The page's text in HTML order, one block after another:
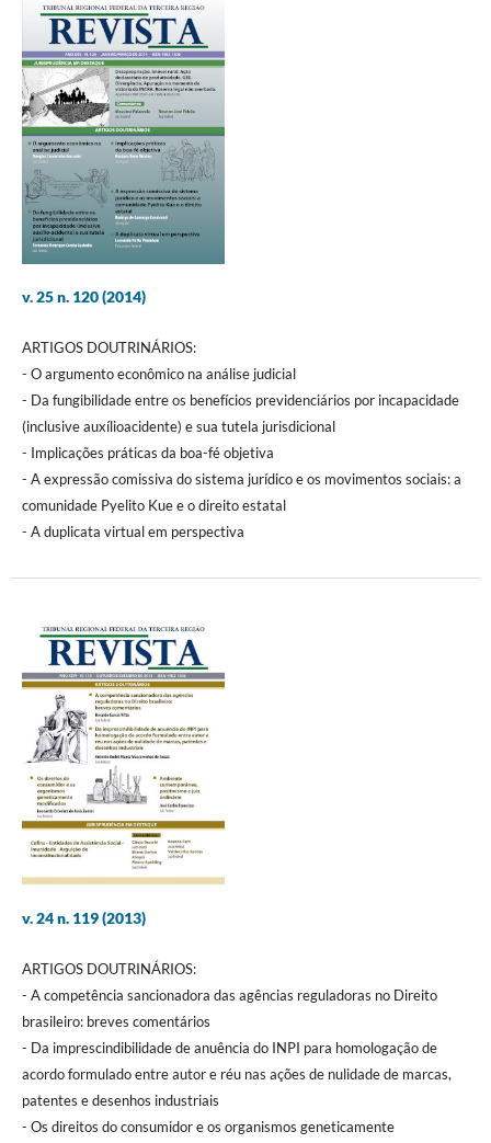
v. 25 n. 120 (2014)
ARTIGOS DOUTRINÁRIOS:
- O argumento econômico na análise judicial
- Da fungibilidade entre os benefícios previdenciários por incapacidade
(inclusive auxílioacidente) e sua tutela jurisdicional
- Implicações práticas da boa-fé objetiva
- A expressão comissiva do sistema jurídico e os movimentos sociais: a
comunidade Pyelito Kue e o direito estatal
- A duplicata virtual em perspectiva
v. 24 n. 119 (2013)
ARTIGOS DOUTRINÁRIOS:
- A competência sancionadora das agências reguladoras no Direito
brasileiro: breves comentários
- Da imprescindibilidade de anuência do INPI para homologação de
acordo formulado entre autor e réu nas ações de nulidade de marcas,
patentes e desenhos industriais
- Os direitos do consumidor e os organismos geneticamente